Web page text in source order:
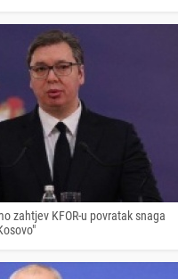
zahtjev KFOR-u povratak snaga